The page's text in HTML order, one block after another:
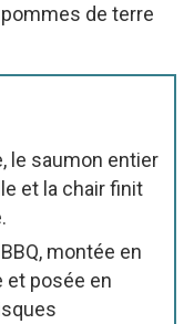
de terre
le saumon entier
et la chair finit
montée en
et posée en